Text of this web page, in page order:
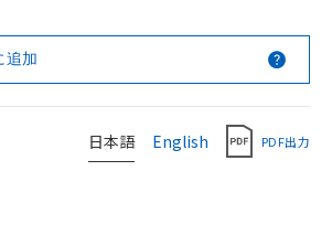
追加
日本語 English PDF出力